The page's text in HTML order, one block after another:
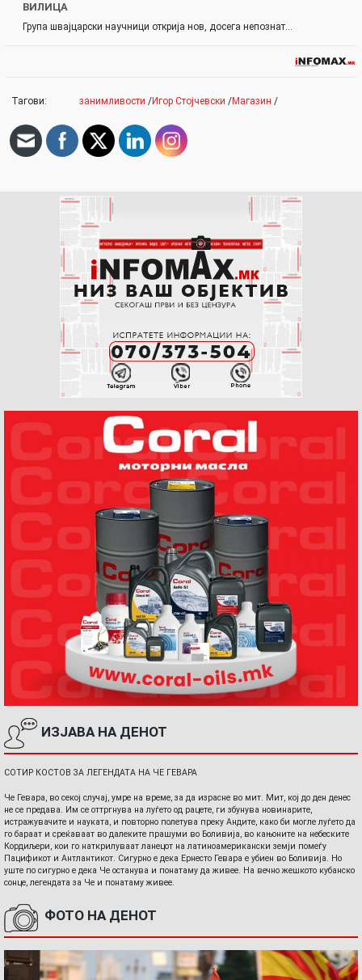
ВИЛИЦА
Група швајцарски научници открија нов, досега непознат…
Тагови: занимливости /Игор Стојчевски /Магазин /
ИЗЈАВА НА ДЕНОТ
СОТИР КОСТОВ ЗА ЛЕГЕНДАТА НА ЧЕ ГЕВАРА
Че Гевара, во секој случај, умре на време, за да израсне во мит. Мит, кој до ден денес
не се предава. Им се оттргнува на луѓето од рацете, ги збунува новинарите,
истражувачите и науката, и повторно полетува преку Андите, како би могле луѓето да
го бараат и среќаваат во далеките прашуми во Боливија, во кањоните на небеските
Кордиљери, кои го наткрилуваат ланецот на латиноамерикански земји помеѓу
Пацификот и Антлантикот. Сигурно е дека Ернесто Гевара е убиен во Боливија. Но
уште по сигурно е дека Че останува и понатаму да живее. На вечно жешкото кубанско
сонце, легендата за Че и понатаму живее.
ФОТО НА ДЕНОТ